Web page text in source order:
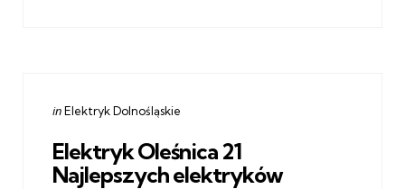
Categories
Posted
inElektryk Dolnośląskie
Elektryk Oleśnica 21
Najlepszych elektryków